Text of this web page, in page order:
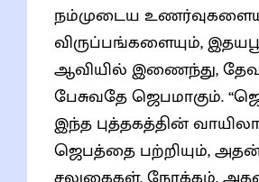
நம்முடைய
விருப்பங்களையும்,
ஆவியில் இணைந்து,
பேசுவதே ஜெபமாகும்.
இந்த புத்தகத்தின்
ஜெபத்தை பற்றியும்,